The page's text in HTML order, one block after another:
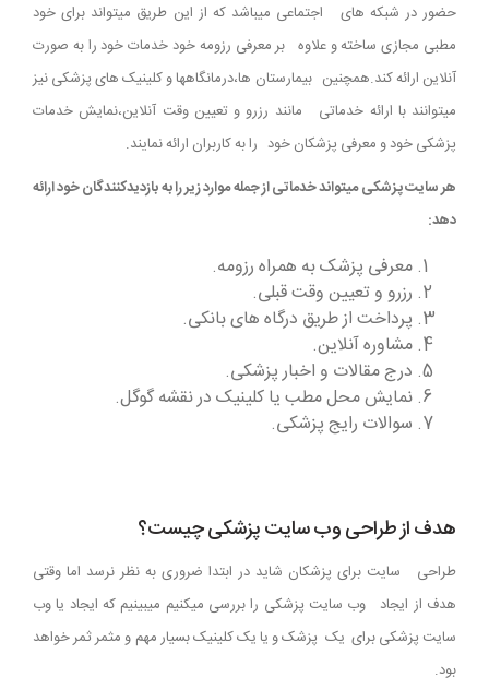
حضور در شبکه های اجتماعی میباشد که از این طریق میتواند برای خود
مطبی مجازی ساخته و علاوه بر معرفی رزومه خود خدمات خود را به صورت
آنلاین ارائه کند.همچنین بیمارستان ها،درمانگاهها و کلینیک های پزشکی نیز
میتوانند با ارائه خدماتی مانند رزرو و تعیین وقت آنلاین،نمایش خدمات
پزشکی خود و معرفی پزشکان خود را به کاربران ارائه نمایند.
هر سایت پزشکی میتواند خدماتی از جمله موارد زیر را به بازدیدکنندگان خود ارائه
دهد:
معرفی پزشک به همراه رزومه.
رزرو و تعیین وقت قبلی.
پرداخت از طریق درگاه های بانکی.
مشاوره آنلاین.
درج مقالات و اخبار پزشکی.
نمایش محل مطب یا کلینیک در نقشه گوگل.
سوالات رایج پزشکی.
هدف از طراحی وب سایت پزشکی چیست؟
طراحی سایت برای پزشکان شاید در ابتدا ضروری به نظر نرسد اما وقتی
هدف از ایجاد وب سایت پزشکی را بررسی میکنیم میبینیم که ایجاد یا وب
سایت پزشکی برای یک پزشک و یا یک کلینیک بسیار مهم و مثمر ثمر خواهد
بود.